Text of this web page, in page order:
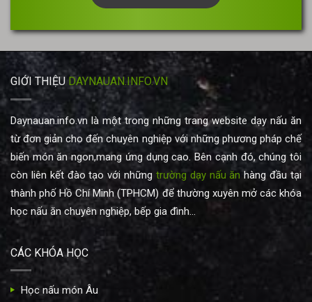
GIỚI THIỆUDAYNAUAN.INFO.VN
Daynauan.info.vn là một trong những trang website dạy nấu ăn
từ đơn giản cho đến chuyên nghiệp với những phương pháp chế
biến món ăn ngon,mang ứng dụng cao. Bên cạnh đó, chúng tôi
còn liên kết đào tạo với những trường dạy nấu ăn hàng đầu tại
thành phố Hồ Chí Minh (TPHCM) để thường xuyên mở các khóa
học nấu ăn chuyên nghiệp, bếp gia đình...
CÁC KHÓA HỌC
Học nấu món Âu